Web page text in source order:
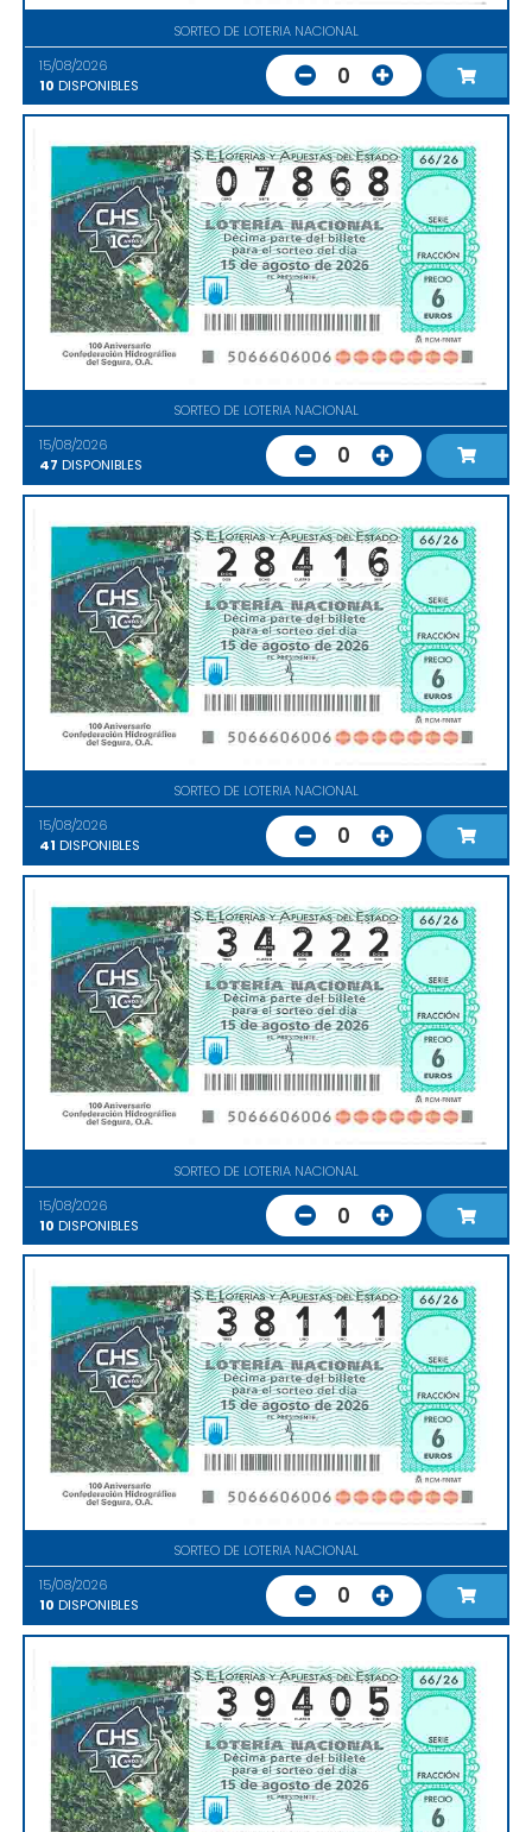
SORTEO DE LOTERIA NACIONAL
15/08/2026
10 DISPONIBLES 0
SORTEO DE LOTERIA NACIONAL
15/08/2026
47 DISPONIBLES 0
SORTEO DE LOTERIA NACIONAL
15/08/2026
41 DISPONIBLES 0
SORTEO DE LOTERIA NACIONAL
15/08/2026
10 DISPONIBLES 0
SORTEO DE LOTERIA NACIONAL
15/08/2026
10 DISPONIBLES 0